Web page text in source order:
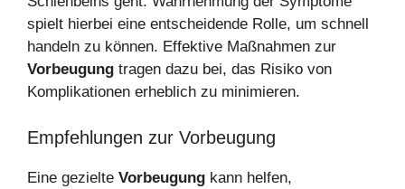
spielt hierbei eine entscheidende Rolle, um schnell
handeln zu können. Effektive Maßnahmen zur
Vorbeugung tragen dazu bei, das Risiko von
Komplikationen erheblich zu minimieren.
Empfehlungen zur Vorbeugung
Eine gezielte Vorbeugung kann helfen,